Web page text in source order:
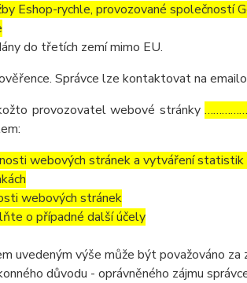
Eshop-rychle, provozované společností
do třetích zemí mimo EU.
Správce lze kontaktovat na
provozovatel webové stránky
webových stránek a vytváření
webových stránek
o případné další účely
uvedeným výše může být považováno za
důvodu - oprávněného zájmu